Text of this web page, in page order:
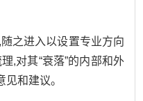
之进入以设置专业方向
,对其“衰落”的内部和外
和建议。